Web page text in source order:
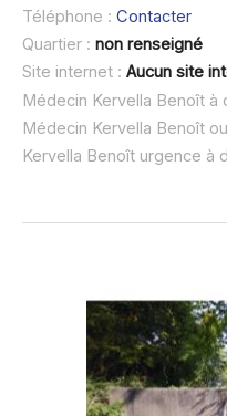
Téléphone : Contacter
Quartier : non renseigné
Site internet : Aucun site
Médecin Kervella Benoît à
Médecin Kervella Benoît
Kervella Benoît urgence à